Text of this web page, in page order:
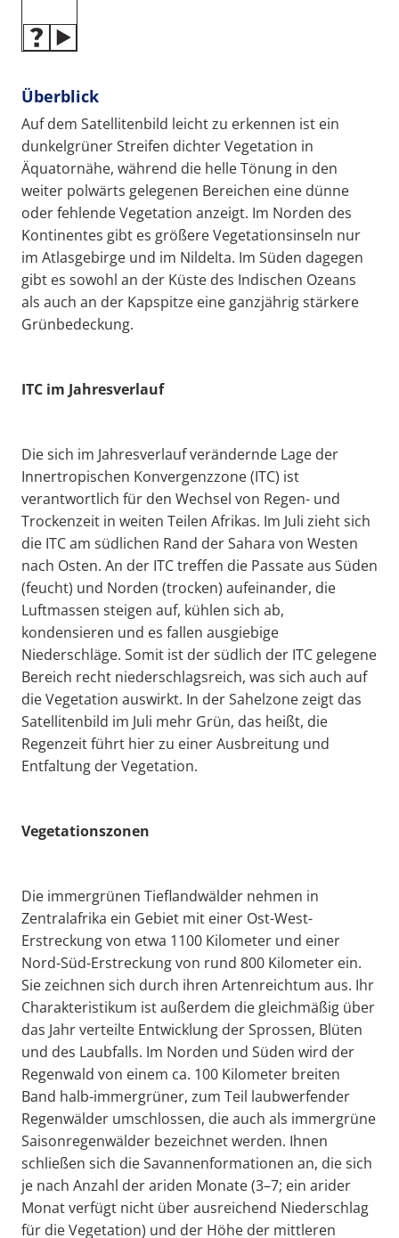
Überblick
Auf dem Satellitenbild leicht zu erkennen ist ein
dunkelgrüner Streifen dichter Vegetation in
Äquatornähe, während die helle Tönung in den
weiter polwärts gelegenen Bereichen eine dünne
oder fehlende Vegetation anzeigt. Im Norden des
Kontinentes gibt es größere Vegetationsinseln nur
im Atlasgebirge und im Nildelta. Im Süden dagegen
gibt es sowohl an der Küste des Indischen Ozeans
als auch an der Kapspitze eine ganzjährig stärkere
Grünbedeckung.
ITC im Jahresverlauf
Die sich im Jahresverlauf verändernde Lage der
Innertropischen Konvergenzzone (ITC) ist
verantwortlich für den Wechsel von Regen- und
Trockenzeit in weiten Teilen Afrikas. Im Juli zieht sich
die ITC am südlichen Rand der Sahara von Westen
nach Osten. An der ITC treffen die Passate aus Süden
(feucht) und Norden (trocken) aufeinander, die
Luftmassen steigen auf, kühlen sich ab,
kondensieren und es fallen ausgiebige
Niederschläge. Somit ist der südlich der ITC gelegene
Bereich recht niederschlagsreich, was sich auch auf
die Vegetation auswirkt. In der Sahelzone zeigt das
Satellitenbild im Juli mehr Grün, das heißt, die
Regenzeit führt hier zu einer Ausbreitung und
Entfaltung der Vegetation.
Vegetationszonen
Die immergrünen Tieflandwälder nehmen in
Zentralafrika ein Gebiet mit einer Ost-West-
Erstreckung von etwa 1100 Kilometer und einer
Nord-Süd-Erstreckung von rund 800 Kilometer ein.
Sie zeichnen sich durch ihren Artenreichtum aus. Ihr
Charakteristikum ist außerdem die gleichmäßig über
das Jahr verteilte Entwicklung der Sprossen, Blüten
und des Laubfalls. Im Norden und Süden wird der
Regenwald von einem ca. 100 Kilometer breiten
Band halb-immergrüner, zum Teil laubwerfender
Regenwälder umschlossen, die auch als immergrüne
Saisonregenwälder bezeichnet werden. Ihnen
schließen sich die Savannenformationen an, die sich
je nach Anzahl der ariden Monate (3–7; ein arider
Monat verfügt nicht über ausreichend Niederschlag
für die Vegetation) und der Höhe der mittleren